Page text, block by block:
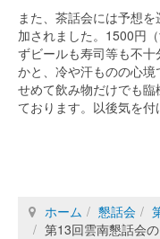
また、茶話会には予想
加されました。1500円
ずビールも寿司等も不
かと、冷や汗ものの心境
せめて飲み物だけでも
ております。以後気を付
ホーム 懇話会
第13回雲南懇話会